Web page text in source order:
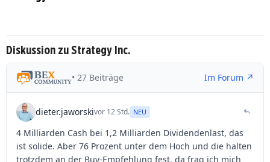
Diskussion zu Strategy Inc.